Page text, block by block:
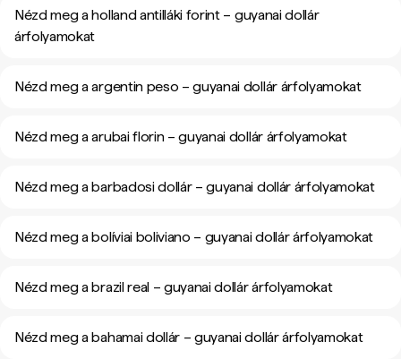
Nézd meg a holland antilláki forint – guyanai dollár
árfolyamokat
Nézd meg a argentin peso – guyanai dollár árfolyamokat
Nézd meg a arubai florin – guyanai dollár árfolyamokat
Nézd meg a barbadosi dollár – guyanai dollár árfolyamokat
Nézd meg a bolíviai boliviano – guyanai dollár árfolyamokat
Nézd meg a brazil real – guyanai dollár árfolyamokat
Nézd meg a bahamai dollár – guyanai dollár árfolyamokat